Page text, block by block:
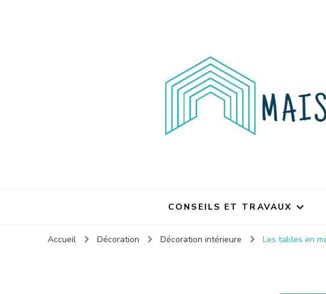
CONSEILS ET TRAVAUX
Accueil Décoration Décoration intérieure Les tables en